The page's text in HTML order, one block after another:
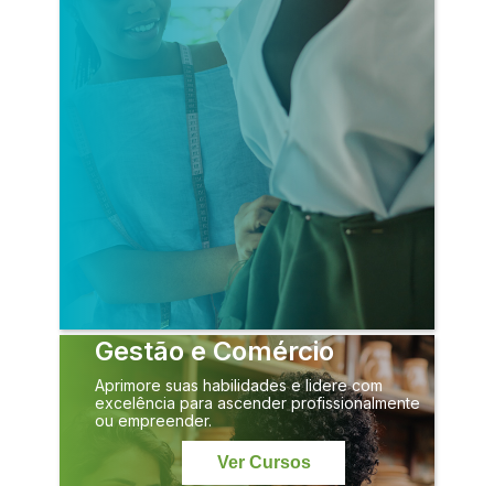
Gestão e Comércio
Aprimore suas habilidades e lidere com
excelência para ascender profissionalmente
ou empreender.
Ver Cursos